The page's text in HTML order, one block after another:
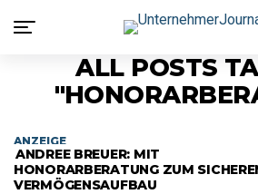
ALL POSTS
ANZEIGE
ANDREE BREUER: MIT
HONORARBERATUNG ZUM
VERMÖGENSAUFBAU